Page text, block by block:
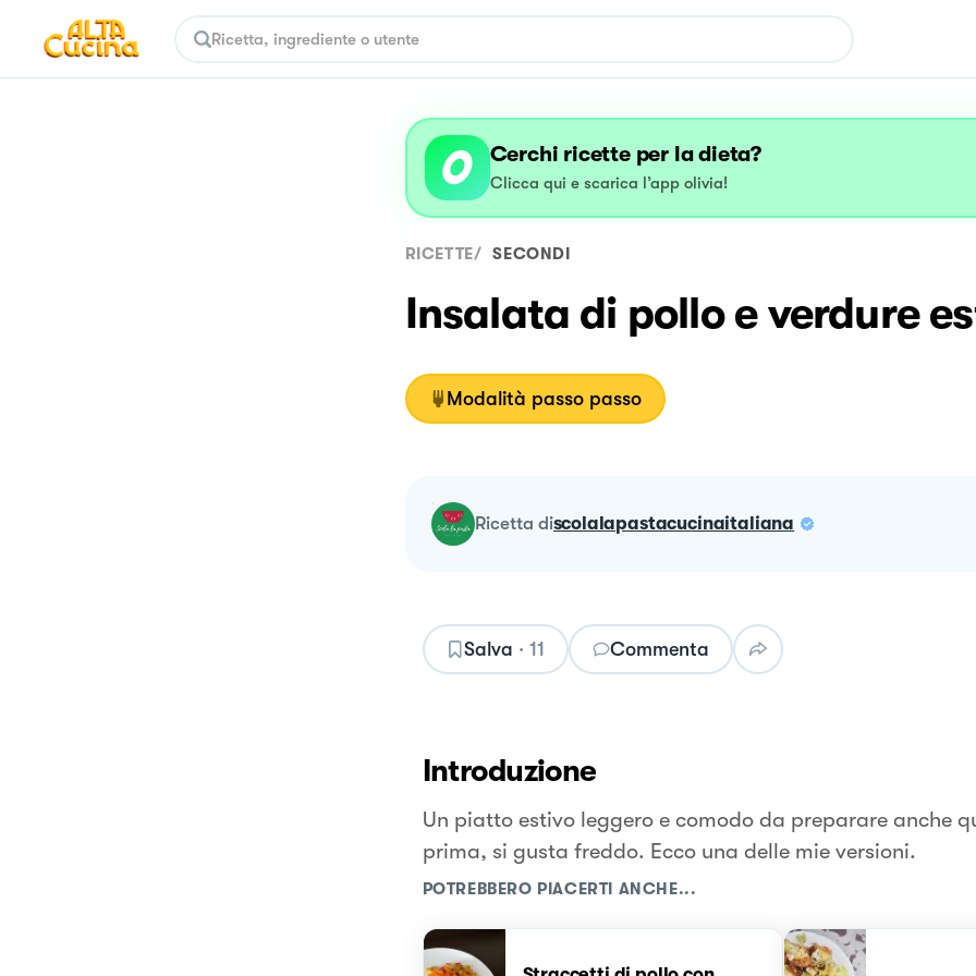
Cerchi ricette per la dieta?
Clicca qui e scarica l’app olivia!
RICETTE/ SECONDI
Insalata di pollo e verdure
Modalità passo passo
ricetta discolalapastacucinaitaliana
Salva · 11 Commenta
Introduzione
Un piatto estivo leggero e comodo da preparare anche
prima, si gusta freddo. Ecco una delle mie versioni.
POTREBBERO PIACERTI ANCHE...